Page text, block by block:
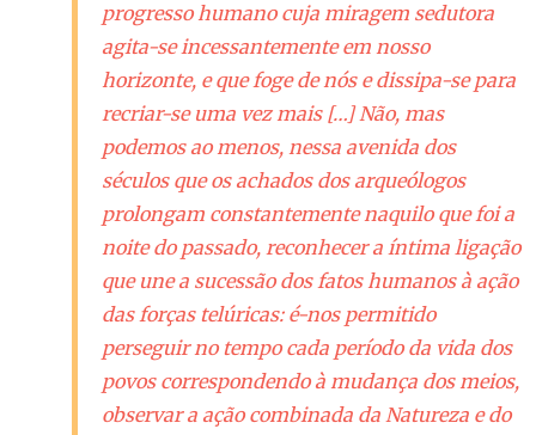
progresso humano cuja miragem sedutora
agita-se incessantemente em nosso
horizonte, e que foge de nós e dissipa-se para
recriar-se uma vez mais […] Não, mas
podemos ao menos, nessa avenida dos
séculos que os achados dos arqueólogos
prolongam constantemente naquilo que foi a
noite do passado, reconhecer a íntima ligação
que une a sucessão dos fatos humanos à ação
das forças telúricas: é-nos permitido
perseguir no tempo cada período da vida dos
povos correspondendo à mudança dos meios,
observar a ação combinada da Natureza e do